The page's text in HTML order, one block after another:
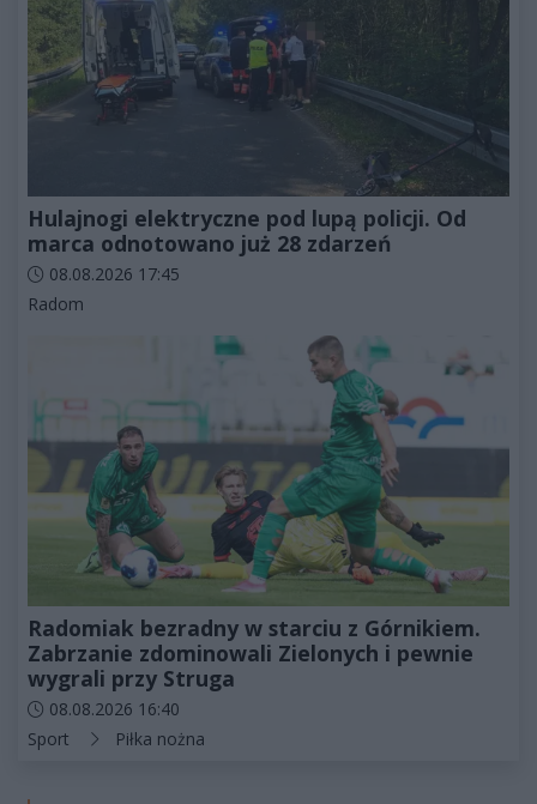
Hulajnogi elektryczne pod lupą policji. Od
marca odnotowano już 28 zdarzeń
Data dodania artykułu:
08.08.2026 17:45
Kategorie artykułu:
Radom
Radomiak bezradny w starciu z Górnikiem.
Zabrzanie zdominowali Zielonych i pewnie
wygrali przy Struga
Data dodania artykułu:
08.08.2026 16:40
Kategorie artykułu:
Sport Piłka nożna